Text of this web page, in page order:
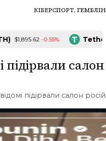
КІБЕРСПОРТ,
$1,895.62 -0.55%
підірвали
підірвали салон